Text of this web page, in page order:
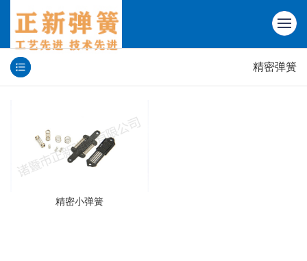
精密弹簧
精密小弹簧